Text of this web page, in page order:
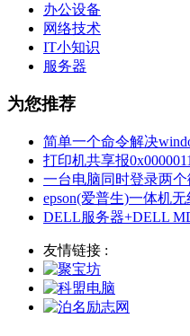
办公设备
网络技术
IT小知识
服务器
为您推荐
简单一个命令解决
打印机共享报
一台电脑同时登录两
epson(爱普生)一体机
DELL服务器+DELL
友情链接 :